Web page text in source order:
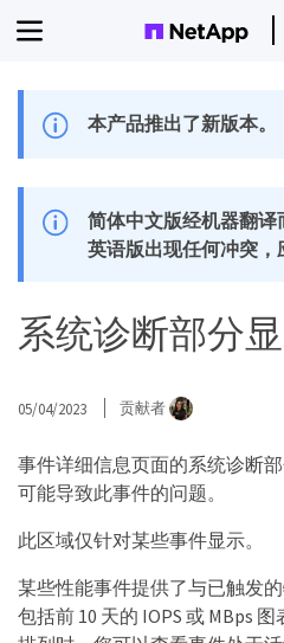
本产品推出了新版本。
简体中文版经机器翻
英语版出现任何冲突，
系统诊断部分
05/04/2023 贡献者
事件详细信息页面的系统诊断
可能导致此事件的问题。
此区域仅针对某些事件显示。
某些性能事件提供了与已触发
包括前 10 天的 IOPS 或 MBps